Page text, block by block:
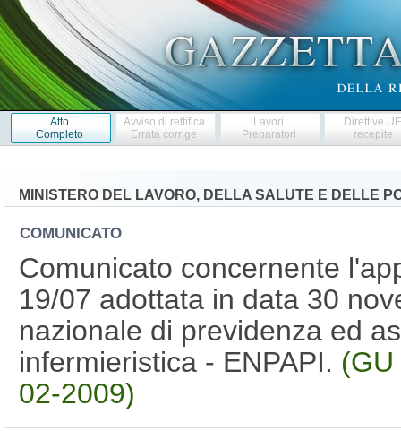
Atto
Completo
Avviso di rettifica
Errata corrige
Lavori
Preparatori
Direttive
recepite
MINISTERO DEL LAVORO, DELLA SALUTE E DELLE
COMUNICATO
Comunicato concernente
19/07 adottata in data 30
nazionale di previdenza ed
infermieristica - ENPAPI.
02-2009)